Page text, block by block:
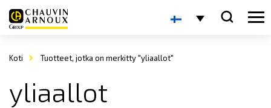
Koti Tuotteet, jotka on merkitty "yliaallot"
yliaallot